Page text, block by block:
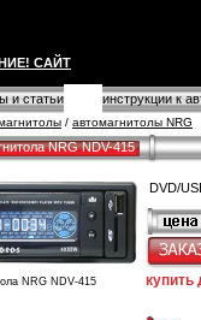
САЙТ
и статьи
инструкции к
/ автомагнитолы NRG
NRG NDV-415
NRG NDV-415
DVD/
купить